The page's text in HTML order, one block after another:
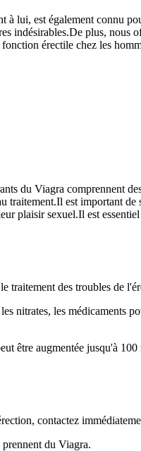
lui, est également connu
indésirables.De plus,
érectile chez les
du Viagra comprennent
est important de
plaisir sexuel.Il est
traitement des troubles de
nitrates, les médicaments
être augmentée jusqu'à
contactez
du Viagra.